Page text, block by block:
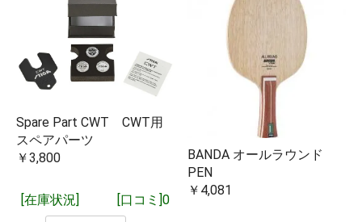
Spare Part CWT CWT用
スペアパーツ
￥3,800
[在庫状況] [口コミ]0
BANDA オールラウンド
PEN
￥4,081